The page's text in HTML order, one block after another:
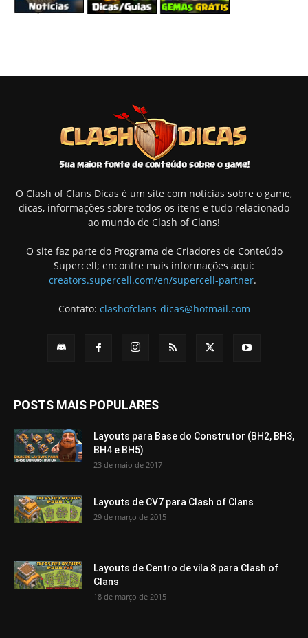
O Clash of Clans Dicas é um site com notícias sobre o game,
dicas, informações sobre todos os itens e tudo relacionado
ao mundo de Clash of Clans!
O site faz parte do Programa de Criadores de Conteúdo
Supercell; encontre mais informações aqui:
creators.supercell.com/en/supercell-partner.
Contato: clashofclans-dicas@hotmail.com
POSTS MAIS POPULARES
Layouts para Base do Construtor (BH2, BH3,
BH4 e BH5)
23 de maio de 2017
Layouts de CV7 para Clash of Clans
29 de março de 2015
Layouts de Centro de vila 8 para Clash of
Clans
18 de março de 2015